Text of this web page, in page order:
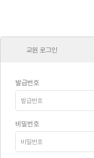
교원 로그인
발급번호
비밀번호